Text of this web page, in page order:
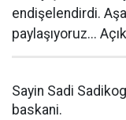
endişelendirdi.
paylaşıyoruz...
Sayin Sadi
baskani.